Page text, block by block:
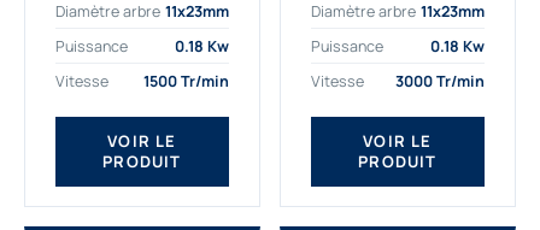
exigeantes. Fort de
nombreuses années
détermination et la
fourniture...
Diamètre arbre 11x23mm
Puissance
0.18 Kw
Vitesse
1500 Tr/min
VOIR LE
PRODUIT
professionnelle
indispensable à vos
Fournisseur Français
des moteurs
électriques Gamak,
nous proposons
exclusivement des...
Diamètre arbre 11x23mm
Puissance
0.18 Kw
Vitesse
3000 Tr/min
VOIR LE
PRODUIT